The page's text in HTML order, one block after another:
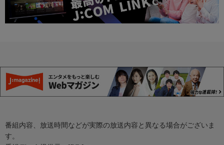
番組内容、放送時間などが実際の放送内容と異なる場合がございま
す。